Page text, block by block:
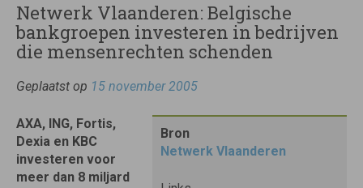
Netwerk Vlaanderen: Belgische
bankgroepen investeren in bedrijven
die mensenrechten schenden
Geplaatst op 15 november 2005
Bron
Netwerk Vlaanderen
AXA, ING, Fortis,
Dexia en KBC
investeren voor
meer dan 8 miljard